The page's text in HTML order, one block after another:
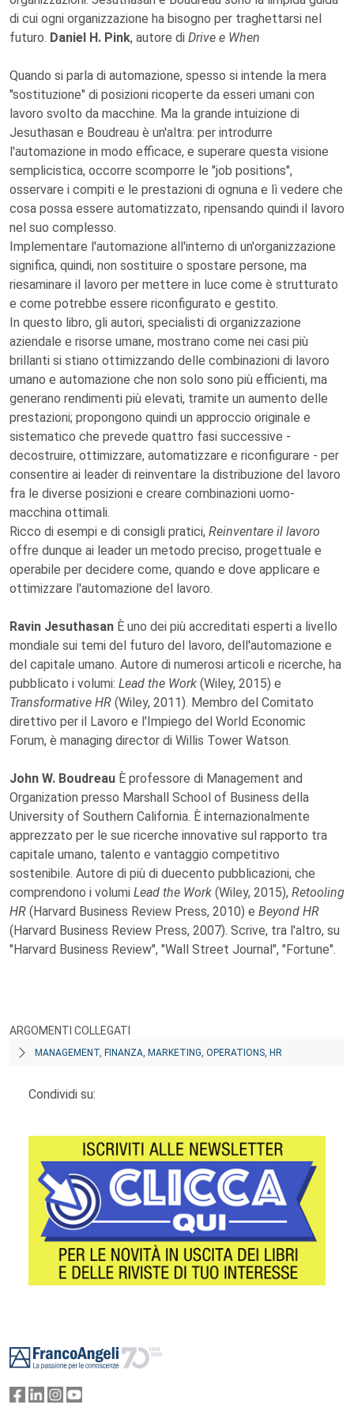
di cui ogni organizzazione ha bisogno per traghettarsi nel
futuro. Daniel H. Pink, autore di Drive e When
Quando si parla di automazione, spesso si intende la mera
"sostituzione" di posizioni ricoperte da esseri umani con
lavoro svolto da macchine. Ma la grande intuizione di
Jesuthasan e Boudreau è un'altra: per introdurre
l'automazione in modo efficace, e superare questa visione
semplicistica, occorre scomporre le "job positions",
osservare i compiti e le prestazioni di ognuna e lì vedere che
cosa possa essere automatizzato, ripensando quindi il lavoro
nel suo complesso.
Implementare l'automazione all'interno di un'organizzazione
significa, quindi, non sostituire o spostare persone, ma
riesaminare il lavoro per mettere in luce come è strutturato
e come potrebbe essere riconfigurato e gestito.
In questo libro, gli autori, specialisti di organizzazione
aziendale e risorse umane, mostrano come nei casi più
brillanti si stiano ottimizzando delle combinazioni di lavoro
umano e automazione che non solo sono più efficienti, ma
generano rendimenti più elevati, tramite un aumento delle
prestazioni; propongono quindi un approccio originale e
sistematico che prevede quattro fasi successive -
decostruire, ottimizzare, automatizzare e riconfigurare - per
consentire ai leader di reinventare la distribuzione del lavoro
fra le diverse posizioni e creare combinazioni uomo-
macchina ottimali.
Ricco di esempi e di consigli pratici, Reinventare il lavoro
offre dunque ai leader un metodo preciso, progettuale e
operabile per decidere come, quando e dove applicare e
ottimizzare l'automazione del lavoro.
Ravin Jesuthasan È uno dei più accreditati esperti a livello
mondiale sui temi del futuro del lavoro, dell'automazione e
del capitale umano. Autore di numerosi articoli e ricerche, ha
pubblicato i volumi: Lead the Work (Wiley, 2015) e
Transformative HR (Wiley, 2011). Membro del Comitato
direttivo per il Lavoro e l'Impiego del World Economic
Forum, è managing director di Willis Tower Watson.
John W. Boudreau È professore di Management and
Organization presso Marshall School of Business della
University of Southern California. È internazionalmente
apprezzato per le sue ricerche innovative sul rapporto tra
capitale umano, talento e vantaggio competitivo
sostenibile. Autore di più di duecento pubblicazioni, che
comprendono i volumi Lead the Work (Wiley, 2015), Retooling
HR (Harvard Business Review Press, 2010) e Beyond HR
(Harvard Business Review Press, 2007). Scrive, tra l'altro, su
"Harvard Business Review", "Wall Street Journal", "Fortune".
ARGOMENTI COLLEGATI
MANAGEMENT, FINANZA, MARKETING, OPERATIONS, HR
Condividi su: